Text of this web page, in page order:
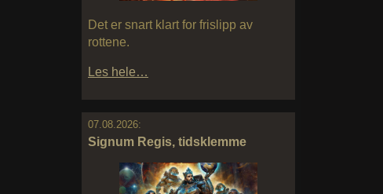
Det er snart klart for frislipp av
rottene.
Les hele…
07.08.2026:
Signum Regis, tidsklemme